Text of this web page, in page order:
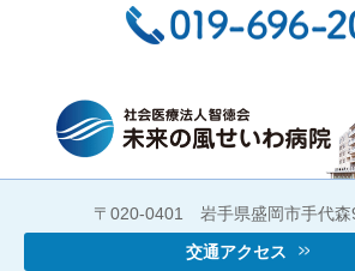
〒020-0401 岩手県盛岡市手代森
交通アクセス